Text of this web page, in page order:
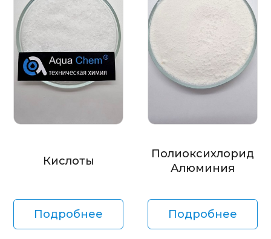
Кислоты
Подробнее
Полиоксихлорид
Алюминия
Подробнее